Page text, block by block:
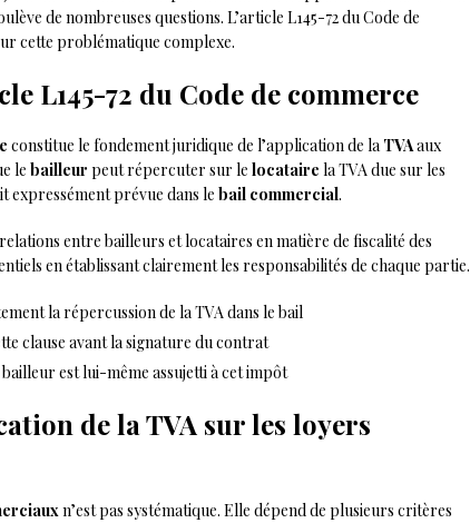
de nombreuses questions. L’article L145-72 du Code de
cette problématique complexe.
L145-72 du Code de commerce
constitue le fondement juridique de l’application de la TVAaux
le bailleur peut répercuter sur le locataire la TVA due sur les
expressément prévue dans le bail commercial.
entre bailleurs et locataires en matière de fiscalité des
en établissant clairement les responsabilités de chaque partie.
la répercussion de la TVA dans le bail
clause avant la signature du contrat
est lui-même assujetti à cet impôt
de la TVA sur les loyers
n’est pas systématique. Elle dépend de plusieurs critères